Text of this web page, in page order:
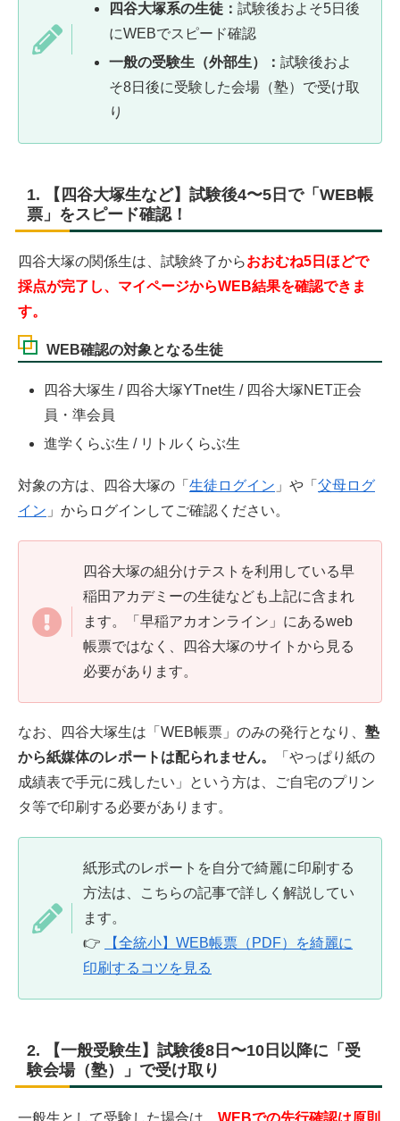
四谷大塚系の生徒：試験後およそ5日後
にWEBでスピード確認
一般の受験生（外部生）：試験後およ
そ8日後に受験した会場（塾）で受け取
り
1. 【四谷大塚生など】試験後4〜5日で「WEB帳
票」をスピード確認！
四谷大塚の関係生は、試験終了からおおむね5日ほどで
採点が完了し、マイページからWEB結果を確認できま
す。
WEB確認の対象となる生徒
四谷大塚生 / 四谷大塚YTnet生 / 四谷大塚NET正会
員・準会員
進学くらぶ生 / リトルくらぶ生
対象の方は、四谷大塚の「 生徒ログイン 」や「 父母ログ
イン 」からログインしてご確認ください。
四谷大塚の組分けテストを利用している早
稲田アカデミーの生徒なども上記に含まれ
ます。「早稲アカオンライン」にあるweb
帳票ではなく、四谷大塚のサイトから見る
必要があります。
なお、四谷大塚生は「WEB帳票」のみの発行となり、 塾
から紙媒体のレポートは配られません。
「やっぱり紙の
成績表で手元に残したい」という方は、ご自宅のプリン
タ等で印刷する必要があります。
紙形式のレポートを自分で綺麗に印刷する
方法は、こちらの記事で詳しく解説してい
ます。
👉
【全統小】WEB帳票（PDF）を綺麗に
印刷するコツを見る
2. 【一般受験生】試験後8日〜10日以降に「受
験会場（塾）」で受け取り
一般生として受験した場合は、 WEBでの先行確認は原則